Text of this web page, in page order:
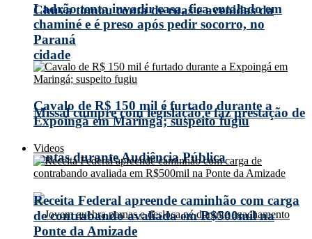
Chuva tomou conta de ruas e avenidas da
cidade
Missal cumpre com legislação e faz prestação de
contas durante Audiência Pública
Ladrão tenta invadir casa, fica entalado em
chaminé e é preso após pedir socorro, no
Paraná
Cavalo de R$ 150 mil é furtado durante a
Expoingá em Maringá; suspeito fugiu
Videos
Receita Federal apreende caminhão com carga
de contrabando avaliada em R$500mil na
Ponte da Amizade